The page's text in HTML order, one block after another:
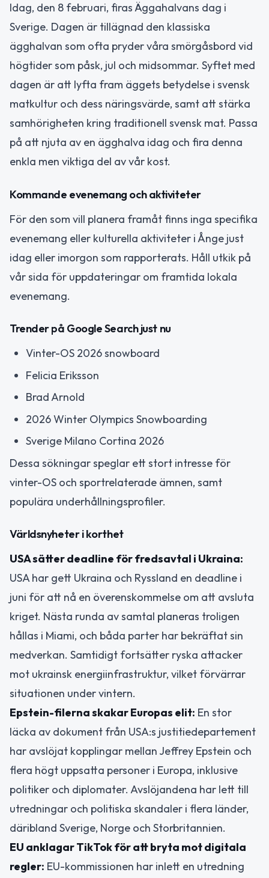
Idag, den 8 februari, firas Äggahalvans dag i
Sverige. Dagen är tillägnad den klassiska
ägghalvan som ofta pryder våra smörgåsbord vid
högtider som påsk, jul och midsommar. Syftet med
dagen är att lyfta fram äggets betydelse i svensk
matkultur och dess näringsvärde, samt att stärka
samhörigheten kring traditionell svensk mat. Passa
på att njuta av en ägghalva idag och fira denna
enkla men viktiga del av vår kost.
Kommande evenemang och aktiviteter
För den som vill planera framåt finns inga specifika
evenemang eller kulturella aktiviteter i Ånge just
idag eller imorgon som rapporterats. Håll utkik på
vår sida för uppdateringar om framtida lokala
evenemang.
Trender på Google Search just nu
Vinter-OS 2026 snowboard
Felicia Eriksson
Brad Arnold
2026 Winter Olympics Snowboarding
Sverige Milano Cortina 2026
Dessa sökningar speglar ett stort intresse för
vinter-OS och sportrelaterade ämnen, samt
populära underhållningsprofiler.
Världsnyheter i korthet
USA sätter deadline för fredsavtal i Ukraina:
USA har gett Ukraina och Ryssland en deadline i
juni för att nå en överenskommelse om att avsluta
kriget. Nästa runda av samtal planeras troligen
hållas i Miami, och båda parter har bekräftat sin
medverkan. Samtidigt fortsätter ryska attacker
mot ukrainsk energiinfrastruktur, vilket förvärrar
situationen under vintern.
Epstein-filerna skakar Europas elit: En stor
läcka av dokument från USA:s justitiedepartement
har avslöjat kopplingar mellan Jeffrey Epstein och
flera högt uppsatta personer i Europa, inklusive
politiker och diplomater. Avslöjandena har lett till
utredningar och politiska skandaler i flera länder,
däribland Sverige, Norge och Storbritannien.
EU anklagar TikTok för att bryta mot digitala
regler: EU-kommissionen har inlett en utredning